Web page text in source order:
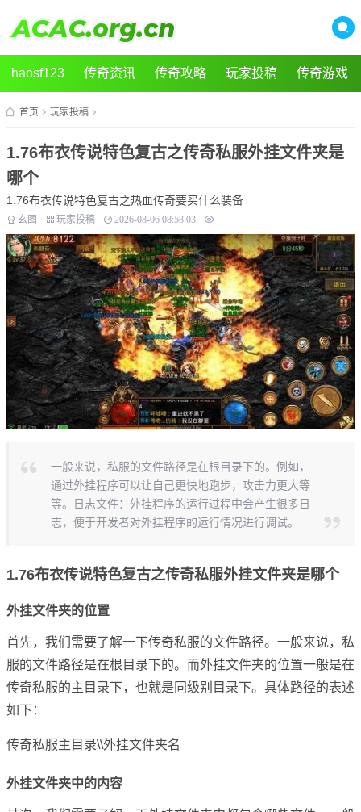
haosf123 传奇资讯 传奇攻略 玩家投稿 传奇游戏
首页 玩家投稿
1.76布衣传说特色复古之传奇私服外挂文件夹是
哪个
1.76布衣传说特色复古之热血传奇要买什么装备
玄图 玩家投稿 2026-08-06 08:58:03
一般来说，私服的文件路径是在根目录下的。例如，
通过外挂程序可以让自己更快地跑步，攻击力更大等
等。日志文件：外挂程序的运行过程中会产生很多日
志，便于开发者对外挂程序的运行情况进行调试。
1.76布衣传说特色复古之传奇私服外挂文件夹是哪个
外挂文件夹的位置
首先，我们需要了解一下传奇私服的文件路径。一般来说，私
服的文件路径是在根目录下的。而外挂文件夹的位置一般是在
传奇私服的主目录下，也就是同级别目录下。具体路径的表述
如下：
传奇私服主目录\\外挂文件夹名
外挂文件夹中的内容